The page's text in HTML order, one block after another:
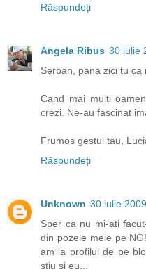
Răspundeți
Angela Ribus 30 iulie
Serban, pana zici tu
Cand mai multi
crezi. Ne-au fascinat
Frumos gestul tau,
Răspundeți
Unknown 30 iulie
Sper ca nu mi-ati
din pozele mele pe
am la profilul de pe
stiu si eu...